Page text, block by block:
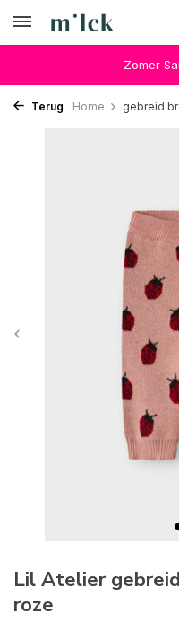
Zomer
Terug Home gebreid
Lil Atelier
roze